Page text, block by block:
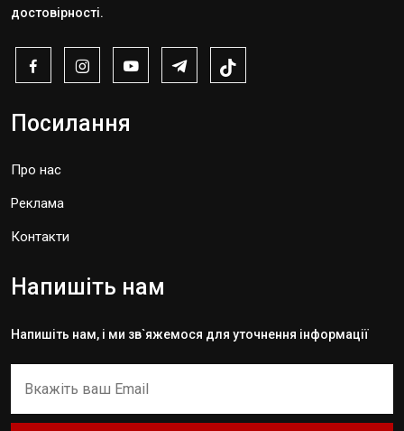
достовірності.
Посилання
Про нас
Реклама
Контакти
Напишіть нам
Напишіть нам, і ми зв`яжемося для уточнення інформації